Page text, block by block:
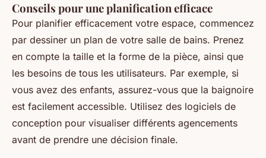
Conseils pour une planification efficace
Pour planifier efficacement votre espace, commencez
par dessiner un plan de votre salle de bains. Prenez
en compte la taille et la forme de la pièce, ainsi que
les besoins de tous les utilisateurs. Par exemple, si
vous avez des enfants, assurez-vous que la baignoire
est facilement accessible. Utilisez des logiciels de
conception pour visualiser différents agencements
avant de prendre une décision finale.